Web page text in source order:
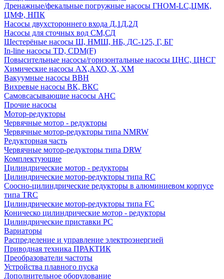
Дренажные/фекальные погружные насосы ГНОМ-LC,ЦМК,
ЦМФ, НПК
Насосы двухстороннего входа Д,1Д,2Д
Насосы для сточных вод СМ,СД
Шестерёные насосы Ш, НМШ, НБ, ДС-125, Г, БГ
In-line насосы TD, CDM(F)
Повысительные насосы/горизонтальные насосы ЦНС, ЦНСГ
Химические насосы АХ,АХО, Х, ХМ
Вакуумные насосы ВВН
Вихревые насосы ВК, ВКС
Самовсасывающие насосы АНС
Прочие насосы
Мотор-редукторы
Червячные мотор - редукторы
Червячные мотор-редукторы типа NMRW
Редукторная часть
Червячные мотор-редукторы типа DRW
Комплектующие
Цилиндрические мотор - редукторы
Цилиндрические мотор-редукторы типа RC
Соосно-цилиндрические редукторы в алюминиевом корпусе
типа TRC
Цилиндрические мотор-редукторы типа FC
Коническо цилиндрические мотор - редукторы
Цилиндрические приставки PC
Вариаторы
Распределение и управление электроэнергией
Приводная техника ПРАКТИК
Преобразователи частоты
Устройства плавного пуска
Дополнительное оборудование